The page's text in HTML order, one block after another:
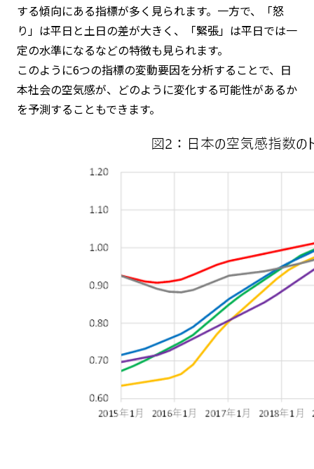
する傾向にある指標が多く見られます。一方で、「怒
り」は平日と土日の差が大きく、「緊張」は平日では一
定の水準になるなどの特徴も見られます。
このように6つの指標の変動要因を分析することで、日
本社会の空気感が、どのように変化する可能性があるか
を予測することもできます。